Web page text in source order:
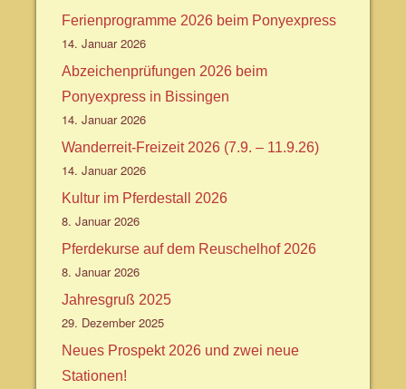
Ferienprogramme 2026 beim Ponyexpress
14. Januar 2026
Abzeichenprüfungen 2026 beim
Ponyexpress in Bissingen
14. Januar 2026
Wanderreit-Freizeit 2026 (7.9. – 11.9.26)
14. Januar 2026
Kultur im Pferdestall 2026
8. Januar 2026
Pferdekurse auf dem Reuschelhof 2026
8. Januar 2026
Jahresgruß 2025
29. Dezember 2025
Neues Prospekt 2026 und zwei neue
Stationen!